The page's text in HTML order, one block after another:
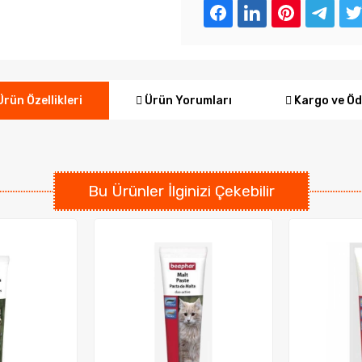
Özellikleri Ürün Yorumları Kargo ve
Bu Ürünler İlginizi Çekebilir